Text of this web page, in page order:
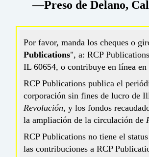
—Preso de Delano,
Por favor, manda los cheques o
Publications", a: RCP
IL 60654, o contribuye en línea
RCP Publications publica el
corporación sin fines de lucro de
Revolución, y los fondos
la ampliación de la circulación de
RCP Publications no tiene el
las contribuciones a RCP